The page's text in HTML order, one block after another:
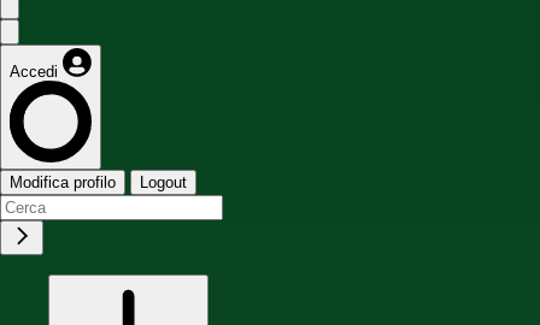
Accedi
Modifica profilo Logout